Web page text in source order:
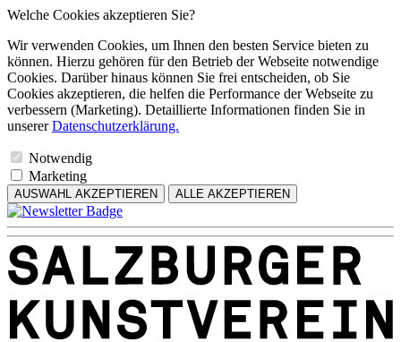
Welche Cookies akzeptieren Sie?
Wir verwenden Cookies, um Ihnen den besten Service bieten zu
können. Hierzu gehören für den Betrieb der Webseite notwendige
Cookies. Darüber hinaus können Sie frei entscheiden, ob Sie
Cookies akzeptieren, die helfen die Performance der Webseite zu
verbessern (Marketing). Detaillierte Informationen finden Sie in
unsererDatenschutzerklärung.
Notwendig
Marketing
AUSWAHL AKZEPTIEREN ALLE AKZEPTIEREN